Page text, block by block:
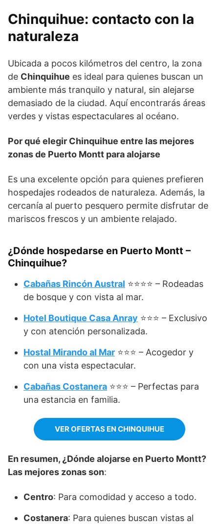
Chinquihue: contacto con la
naturaleza
Ubicada a pocos kilómetros del centro, la zona
de Chinquihue es ideal para quienes buscan un
ambiente más tranquilo y natural, sin alejarse
demasiado de la ciudad. Aquí encontrarás áreas
verdes y vistas espectaculares al océano.
Por qué elegir Chinquihue entre las mejores
zonas de Puerto Montt para alojarse
Es una excelente opción para quienes prefieren
hospedajes rodeados de naturaleza. Además, la
cercanía al puerto pesquero permite disfrutar de
mariscos frescos y un ambiente relajado.
¿Dónde hospedarse en Puerto Montt –
Chinquihue?
Cabañas Rincón Austral ⭐⭐⭐⭐ – Rodeadas
de bosque y con vista al mar.
Hotel Boutique Casa Anray ⭐⭐⭐ – Exclusivo
y con atención personalizada.
Hostal Mirando al Mar ⭐⭐⭐ – Acogedor y
con una vista espectacular.
Cabañas Costanera ⭐⭐⭐ – Perfectas para
una estancia en familia.
VER OFERTAS EN CHINQUIHUE
En resumen, ¿Dónde alojarse en Puerto Montt?
Las mejores zonas son:
Centro: Para comodidad y acceso a todo.
Costanera: Para quienes buscan vistas al